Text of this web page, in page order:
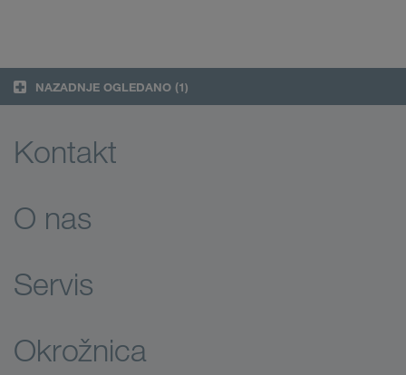
NAZADNJE OGLEDANO (1)
Kontakt
O nas
Servis
Okrožnica